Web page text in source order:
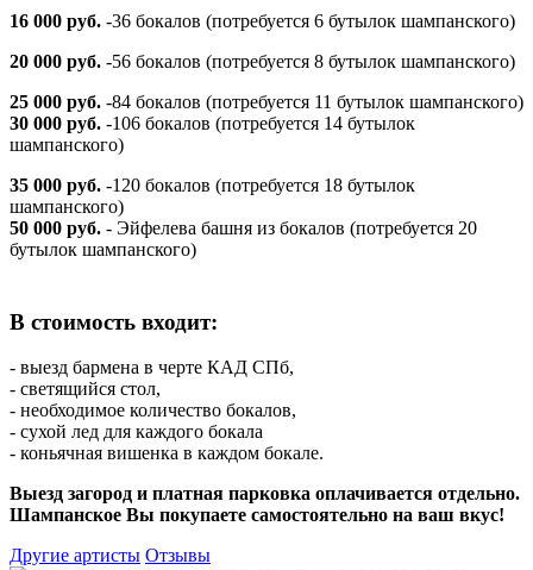
16 000 руб. -36 бокалов (потребуется 6 бутылок шампанского)
20 000 руб. -56 бокалов (потребуется 8 бутылок шампанского)
25 000 руб. -84 бокалов (потребуется 11 бутылок шампанского)
30 000 руб. -106 бокалов (потребуется 14 бутылок
шампанского)
35 000 руб. -120 бокалов (потребуется 18 бутылок
шампанского)
50 000 руб. - Эйфелева башня из бокалов (потребуется 20
бутылок шампанского)
В стоимость входит:
- выезд бармена в черте КАД СПб,
- светящийся стол,
- необходимое количество бокалов,
- сухой лед для каждого бокала
- коньячная вишенка в каждом бокале.
Выезд загород и платная парковка оплачивается отдельно.
Шампанское Вы покупаете самостоятельно на ваш вкус!
Другие артисты Отзывы